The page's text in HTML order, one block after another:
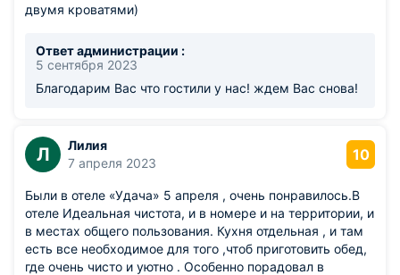
двумя кроватями)
Ответ администрации :
5 сентября 2023
Благодарим Вас что гостили у нас! ждем Вас снова!
Л
Лилия
7 апреля 2023
10
Были в отеле «Удача» 5 апреля , очень понравилось.В
отеле Идеальная чистота, и в номере и на территории, и
в местах общего пользования. Кухня отдельная , и там
есть все необходимое для того ,чтоб приготовить обед,
где очень чисто и уютно . Особенно порадовал в